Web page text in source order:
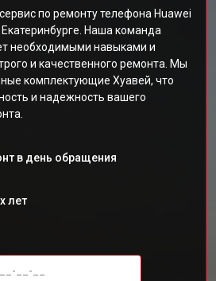
по ремонту телефона Huawei
Екатеринбурге. Наша команда
необходимыми навыками и
и качественного ремонта. Мы
комплектующие Хуавей, что
и надежность вашего
в день обращения
лет